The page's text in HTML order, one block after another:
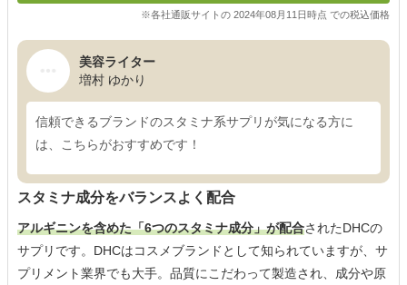
※各社通販サイトの 2024年08月11日時点 での税込価格
美容ライター
増村 ゆかり
信頼できるブランドのスタミナ系サプリが気になる方に
は、こちらがおすすめです！
スタミナ成分をバランスよく配合
アルギニンを含めた「6つのスタミナ成分」が配合されたDHCの
サプリです。DHCはコスメブランドとして知られていますが、サ
プリメント業界でも大手。品質にこだわって製造され、成分や原